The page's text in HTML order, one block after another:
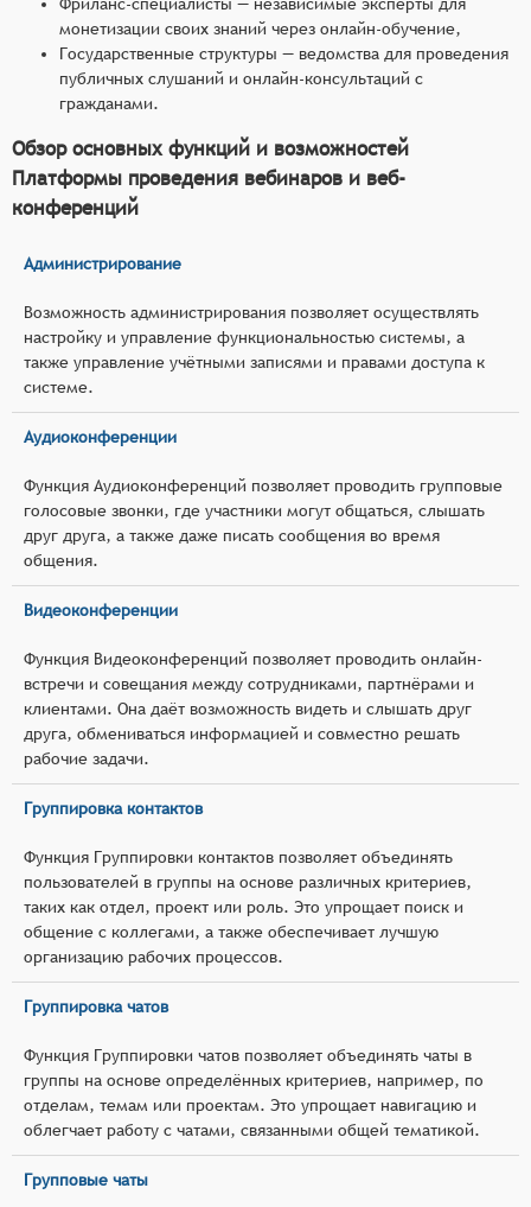
монетизации своих знаний через онлайн-обучение,
Государственные структуры — ведомства для проведения
публичных слушаний и онлайн-консультаций с
гражданами.
Обзор основных функций и возможностей
Платформы проведения вебинаров и веб-
конференций
Администрирование
Возможность администрирования позволяет осуществлять
настройку и управление функциональностью системы, а
также управление учётными записями и правами доступа к
системе.
Аудиоконференции
Функция Аудиоконференций позволяет проводить групповые
голосовые звонки, где участники могут общаться, слышать
друг друга, а также даже писать сообщения во время
общения.
Видеоконференции
Функция Видеоконференций позволяет проводить онлайн-
встречи и совещания между сотрудниками, партнёрами и
клиентами. Она даёт возможность видеть и слышать друг
друга, обмениваться информацией и совместно решать
рабочие задачи.
Группировка контактов
Функция Группировки контактов позволяет объединять
пользователей в группы на основе различных критериев,
таких как отдел, проект или роль. Это упрощает поиск и
общение с коллегами, а также обеспечивает лучшую
организацию рабочих процессов.
Группировка чатов
Функция Группировки чатов позволяет объединять чаты в
группы на основе определённых критериев, например, по
отделам, темам или проектам. Это упрощает навигацию и
облегчает работу с чатами, связанными общей тематикой.
Групповые чаты